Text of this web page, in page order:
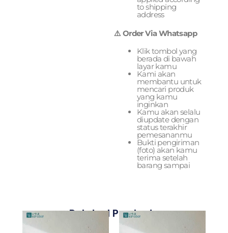
to shipping
address
⚠️ Order Via Whatsapp
Klik tombol yang
berada di bawah
layar kamu
Kami akan
membantu untuk
mencari produk
yang kamu
inginkan
Kamu akan selalu
diupdate dengan
status terakhir
pemesananmu
Bukti pengiriman
(foto) akan kamu
terima setelah
barang sampai
Related Products